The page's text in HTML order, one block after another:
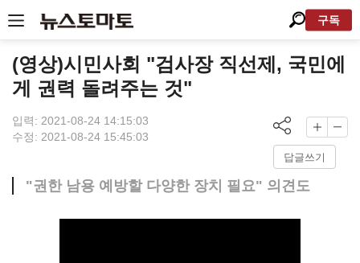
구독
(영상)시민사회 "검사장 직선제, 국민에
게 권력 돌려주는 것"
입력: 2021-08-24 14:15:03
수정: 2021-08-24 15:45:03
답글쓰기
"권한 남용 예방할 다양한 장치 필요" 의견도